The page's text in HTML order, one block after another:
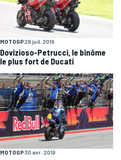
MOTOGP28 juil. 2019
Dovizioso-Petrucci, le binôme
le plus fort de Ducati
MOTOGP30 avr. 2019